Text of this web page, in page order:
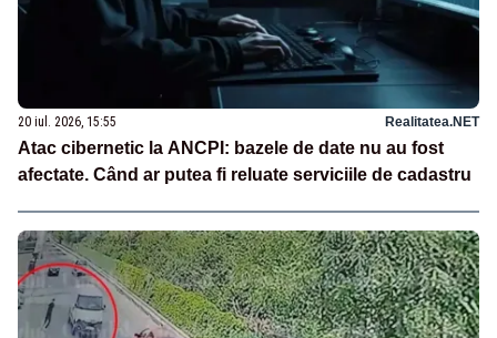
20 iul. 2026, 15:55 Realitatea.NET
Atac cibernetic la ANCPI: bazele de date nu au fost
afectate. Când ar putea fi reluate serviciile de cadastru